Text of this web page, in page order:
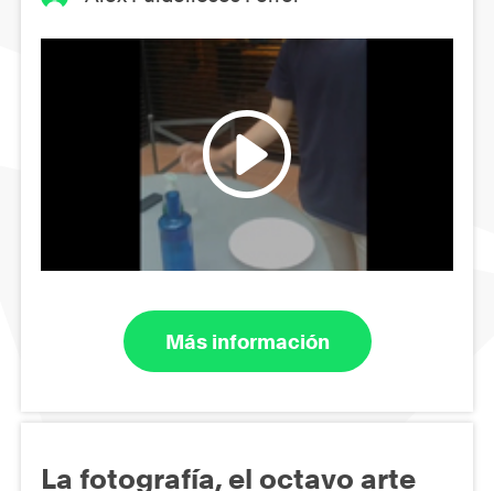
Más información
La fotografía, el octavo arte